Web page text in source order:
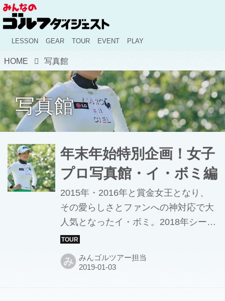
LESSON GEAR TOUR EVENT PLAY
HOME 写真館
写真館
年末年始特別企画！女子
プロ写真館・イ・ボミ編
2015年・2016年と賞金女王となり、
その愛らしさとファンへの神対応で大
人気となったイ・ボミ。2018年シーズ
ンは「ゴルフをしてきて一番調子が悪
かった」という1年だったが、それを
乗り越え今年はまた多くの笑顔を見せ
み みんゴルツアー担当